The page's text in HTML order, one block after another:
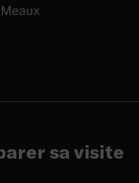
sa visite